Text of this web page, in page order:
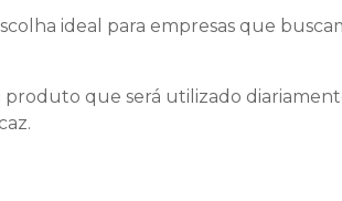
ideal para empresas que
produto que será utilizado